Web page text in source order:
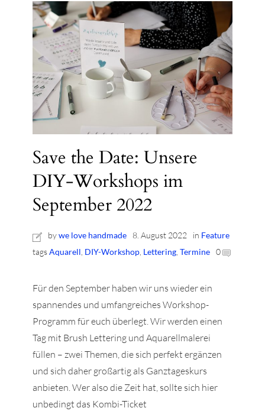
Save the Date: Unsere
DIY-Workshops im
September 2022
bywe love handmade 8. August 2022 in Feature
tagsAquarell DIY-Workshop Lettering Termine 0
Für den September haben wir uns wieder ein
spannendes und umfangreiches Workshop-
Programm für euch überlegt. Wir werden einen
Tag mit Brush Lettering und Aquarellmalerei
füllen – zwei Themen, die sich perfekt ergänzen
und sich daher großartig als Ganztageskurs
anbieten. Wer also die Zeit hat, sollte sich hier
unbedingt das Kombi-Ticket